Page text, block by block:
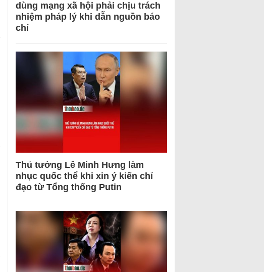
dùng mạng xã hội phải chịu trách
nhiệm pháp lý khi dẫn nguồn báo
chí
Thủ tướng Lê Minh Hưng làm
nhục quốc thể khi xin ý kiến chỉ
đạo từ Tổng thống Putin